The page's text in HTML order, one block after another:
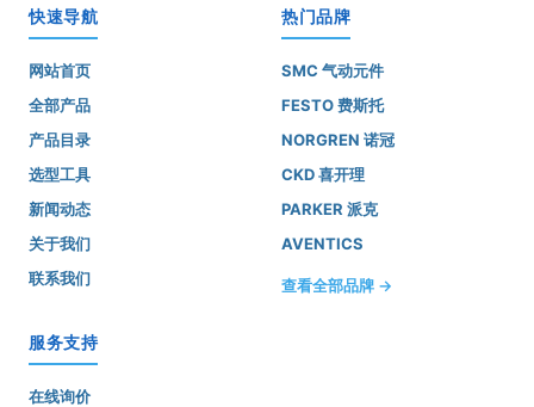
快速导航
网站首页
全部产品
产品目录
选型工具
新闻动态
关于我们
联系我们
热门品牌
SMC 气动元件
FESTO 费斯托
NORGREN 诺冠
CKD 喜开理
PARKER 派克
AVENTICS
查看全部品牌 →
服务支持
在线询价